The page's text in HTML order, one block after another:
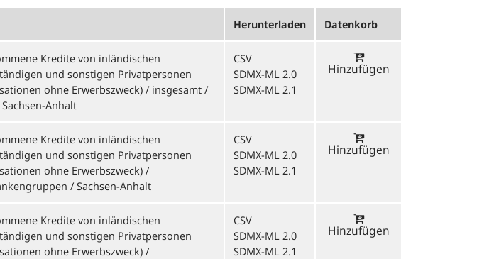
Herunterladen Datenkorb
Kredite von inländischen
und sonstigen Privatpersonen
ohne Erwerbszweck) / insgesamt /
Anhalt
CSV
SDMX-ML 2.0
SDMX-ML 2.1
Hinzufügen
Kredite von inländischen
und sonstigen Privatpersonen
ohne Erwerbszweck) /
/ Sachsen-Anhalt
CSV
SDMX-ML 2.0
SDMX-ML 2.1
Hinzufügen
Kredite von inländischen
und sonstigen Privatpersonen
ohne Erwerbszweck) /
CSV
SDMX-ML 2.0
SDMX-ML 2.1
Hinzufügen